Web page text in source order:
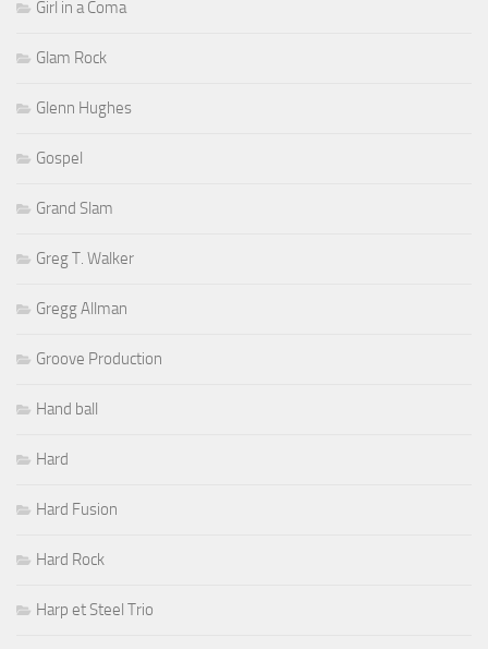
Girl in a Coma
Glam Rock
Glenn Hughes
Gospel
Grand Slam
Greg T. Walker
Gregg Allman
Groove Production
Hand ball
Hard
Hard Fusion
Hard Rock
Harp et Steel Trio